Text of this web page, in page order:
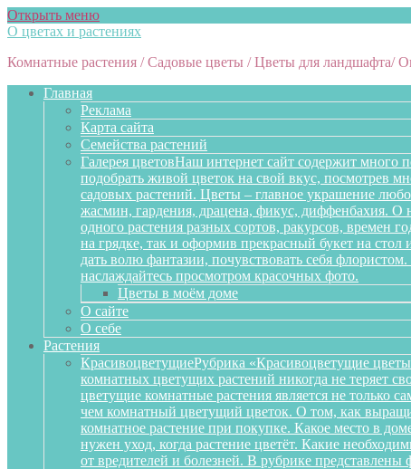
Открыть меню
О цветах и растениях
Комнатные растения / Садовые цветы / Цветы для ландшафта/
Главная
Реклама
Карта сайта
Семейства растений
Галерея цветовНаш интернет сайт содержит много
подобрать живой цветок на свой вкус, посмотрев
садовых растений. Цветы – главное украшение
жасмин, гардения, драцена, фикус, диффенбахия. О
одного растения разных сортов, ракурсов, времен
на грядке, так и оформив прекрасный букет на
дать волю фантазии, почувствовать себя
наслаждайтесь просмотром красочных фото.
Цветы в моём доме
О сайте
О себе
Растения
КрасивоцветущиеРубрика «Красивоцветущие
комнатных цветущих растений никогда не теряет
цветущие комнатные растения является не только
чем комнатный цветущий цветок. О том, как
комнатное растение при покупке. Какое место в
нужен уход, когда растение цветёт. Какие
от вредителей и болезней. В рубрике